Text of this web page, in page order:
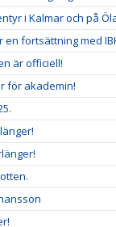
i Kalmar och på
en fortsättning med
är officiell!
för akademin!